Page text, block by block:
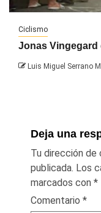
Ciclismo
Jonas Vingegard
Luis Miguel Serrano
Deja una
Tu dirección
publicada. Los
marcados con *
Comentario *